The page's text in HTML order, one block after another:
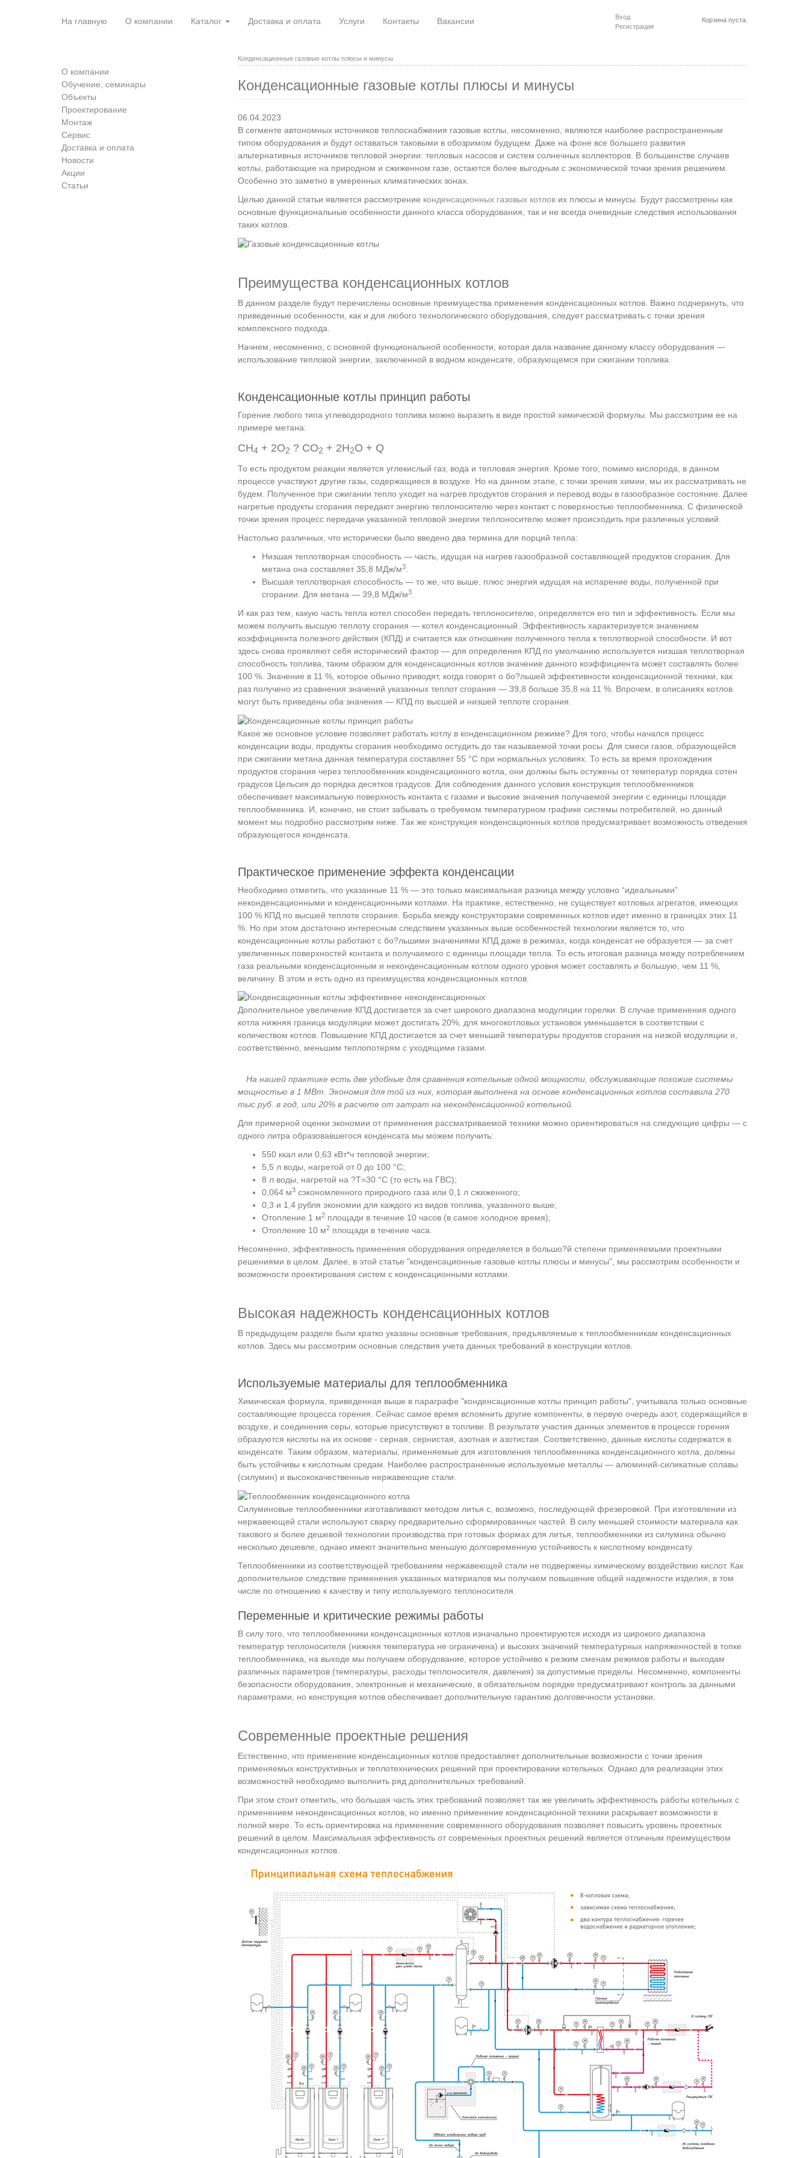
Вход
Регистрация
Корзина пуста.
На главную О компании Каталог Доставка и оплата Услуги Контакты Вакансии
О компании
Обучение, семинары
Объекты
Проектирование
Монтаж
Сервис
Доставка и оплата
Новости
Акции
Статьи
Конденсационные газовые котлы плюсы и минусы
Конденсационные газовые котлы плюсы и минусы
06.04.2023
В сегменте автономных источников теплоснабжения газовые котлы, несомненно, являются наиболее распространенным
типом оборудования и будут оставаться таковыми в обозримом будущем. Даже на фоне все большего развития
альтернативных источников тепловой энергии: тепловых насосов и систем солнечных коллекторов. В большинстве случаев
котлы, работающие на природном и сжиженном газе, остаются более выгодным с экономической точки зрения решением.
Особенно это заметно в умеренных климатических зонах.
Целью данной статьи является рассмотрение конденсационных газовых котлових плюсы и минусы. Будут рассмотрены как
основные функциональные особенности данного класса оборудования, так и не всегда очевидные следствия использования
таких котлов.
Преимущества конденсационных котлов
В данном разделе будут перечислены основные преимущества применения конденсационных котлов. Важно подчеркнуть, что
приведенные особенности, как и для любого технологического оборудования, следует рассматривать с точки зрения
комплексного подхода.
Начнем, несомненно, с основной функциональной особенности, которая дала название данному классу оборудования —
использование тепловой энергии, заключенной в водном конденсате, образующемся при сжигании топлива.
Конденсационные котлы принцип работы
Горение любого типа углеводородного топлива можно выразить в виде простой химической формулы. Мы рассмотрим ее на
примере метана:
CH4 + 2O2 ? CO2 + 2H2O + Q
То есть продуктом реакции является углекислый газ, вода и тепловая энергия. Кроме того, помимо кислорода, в данном
процессе участвуют другие газы, содержащиеся в воздухе. Но на данном этапе, с точки зрения химии, мы их рассматривать не
будем. Полученное при сжигании тепло уходит на нагрев продуктов сгорания и перевод воды в газообразное состояние. Далее
нагретые продукты сгорания передают энергию теплоносителю через контакт с поверхностью теплообменника. С физической
точки зрения процесс передачи указанной тепловой энергии теплоносителю может происходить при различных условий.
Настолько различных, что исторически было введено два термина для порций тепла:
Низшая теплотворная способность — часть, идущая на нагрев газообразной составляющей продуктов сгорания. Для
метана она составляет 35,8 МДж/м3.
Высшая теплотворная способность — то же, что выше, плюс энергия идущая на испарение воды, полученной при
сгорании. Для метана — 39,8 МДж/м3.
И как раз тем, какую часть тепла котел способен передать теплоносителю, определяется его тип и эффективность. Если мы
можем получить высшую теплоту сгорания — котел конденсационный. Эффективность характеризуется значением
коэффициента полезного действия (КПД) и считается как отношение полученного тепла к теплотворной способности. И вот
здесь снова проявляют себя исторический фактор — для определения КПД по умолчанию используется низшая теплотворная
способность топлива, таким образом для конденсационных котлов значение данного коэффициента может составлять более
100 %. Значение в 11 %, которое обычно приводят, когда говорят о бо?льшей эффективности конденсационной техники, как
раз получено из сравнения значений указанных теплот сгорания — 39,8 больше 35,8 на 11 %. Впрочем, в описаниях котлов
могут быть приведены оба значения — КПД по высшей и низшей теплоте сгорания.
Какое же основное условие позволяет работать котлу в конденсационном режиме? Для того, чтобы начался процесс
конденсации воды, продукты сгорания необходимо остудить до так называемой точки росы. Для смеси газов, образующейся
при сжигании метана данная температура составляет 55 °C при нормальных условиях. То есть за время прохождения
продуктов сгорания через теплообменник конденсационного котла, они должны быть остужены от температур порядка сотен
градусов Цельсия до порядка десятков градусов. Для соблюдения данного условия конструкция теплообменников
обеспечивает максимальную поверхность контакта с газами и высокие значения получаемой энергии с единицы площади
теплообменника. И, конечно, не стоит забывать о требуемом температурном графике системы потребителей, но данный
момент мы подробно рассмотрим ниже. Так же конструкция конденсационных котлов предусматривает возможность отведения
образующегося конденсата.
Практическое применение эффекта конденсации
Необходимо отметить, что указанные 11 % — это только максимальная разница между условно “идеальными”
неконденсационными и конденсационными котлами. На практике, естественно, не существует котловых агрегатов, имеющих
100 % КПД по высшей теплоте сгорания. Борьба между конструкторами современных котлов идет именно в границах этих 11
%. Но при этом достаточно интересным следствием указанных выше особенностей технологии является то, что
конденсационные котлы работают с бо?льшими значениями КПД даже в режимах, когда конденсат не образуется — за счет
увеличенных поверхностей контакта и получаемого с единицы площади тепла. То есть итоговая разница между потреблением
газа реальными конденсационным и неконденсационным котлом одного уровня может составлять и большую, чем 11 %,
величину. В этом и есть одно из преимущества конденсационных котлов.
Дополнительное увеличение КПД достигается за счет широкого диапазона модуляции горелки. В случае применения одного
котла нижняя граница модуляции может достигать 20%, для многокотловых установок уменьшается в соответствии с
количеством котлов. Повышение КПД достигается за счет меньшей температуры продуктов сгорания на низкой модуляции и,
соответственно, меньшим теплопотерям с уходящими газами.
На нашей практике есть две удобные для сравнения котельные одной мощности, обслуживающие похожие системы
мощностью в 1 МВт. Экономия для той из них, которая выполнена на основе конденсационных котлов составила 270
тыс.руб. в год, или 20% в расчете от затрат на неконденсационной котельной.
Для примерной оценки экономии от применения рассматриваемой техники можно ориентироваться на следующие цифры — с
одного литра образовавшегося конденсата мы можем получить:
550 ккал или 0,63 кВт*ч тепловой энергии;
5,5 л воды, нагретой от 0 до 100 °С;
8 л воды, нагретой на ?T=30 °C (то есть на ГВС);
0,064 м3сэкономленного природного газа или 0,1 л сжиженного;
0,3 и 1,4 рубля экономии для каждого из видов топлива, указанного выше;
Отопление 1 м2площади в течение 10 часов (в самое холодное время);
Отопление 10 м2площади в течение часа.
Несомненно, эффективность применения оборудования определяется в большо?й степени применяемыми проектными
решениями в целом. Далее, в этой статье "конденсационные газовые котлы плюсы и минусы", мы рассмотрим особенности и
возможности проектирования систем с конденсационными котлами.
Высокая надежность конденсационных котлов
В предыдущем разделе были кратко указаны основные требования, предъявляемые к теплообменникам конденсационных
котлов. Здесь мы рассмотрим основные следствия учета данных требований в конструкции котлов.
Используемые материалы для теплообменника
Химическая формула, приведенная выше в параграфе "конденсационные котлы принцип работы", учитывала только основные
составляющие процесса горения. Сейчас самое время вспомнить другие компоненты, в первую очередь азот, содержащийся в
воздухе, и соединения серы, которые присутствуют в топливе. В результате участия данных элементов в процессе горения
образуются кислоты на их основе - серная, сернистая, азотная и азотистая. Соответственно, данные кислоты содержатся в
конденсате. Таким образом, материалы, применяемые для изготовления теплообменника конденсационного котла, должны
быть устойчивы к кислотным средам. Наиболее распространенные используемые металлы — алюминий-силикатные сплавы
(силумин) и высококачественные нержавеющие стали.
Силуминовые теплообменники изготавливают методом литья с, возможно, последующей фрезеровкой. При изготовлении из
нержавеющей стали используют сварку предварительно сформированных частей. В силу меньшей стоимости материала как
такового и более дешевой технологии производства при готовых формах для литья, теплообменники из силумина обычно
несколько дешевле, однако имеют значительно меньшую долговременную устойчивость к кислотному конденсату.
Теплообменники из соответствующей требованиям нержавеющей стали не подвержены химическому воздействию кислот. Как
дополнительное следствие применения указанных материалов мы получаем повышение общей надежности изделия, в том
числе по отношению к качеству и типу используемого теплоносителя.
Переменные и критические режимы работы
В силу того, что теплообменники конденсационных котлов изначально проектируются исходя из широкого диапазона
температур теплоносителя (нижняя температура не ограничена) и высоких значений температурных напряженностей в топке
теплообменника, на выходе мы получаем оборудование, которое устойчиво к резким сменам режимов работы и выходам
различных параметров (температуры, расходы теплоносителя, давления) за допустимые пределы. Несомненно, компоненты
безопасности оборудования, электронные и механические, в обязательном порядке предусматривают контроль за данными
параметрами, но конструкция котлов обеспечивает дополнительную гарантию долговечности установки.
Современные проектные решения
Естественно, что применение конденсационных котлов предоставляет дополнительные возможности с точки зрения
применяемых конструктивных и теплотехнических решений при проектировании котельных. Однако для реализации этих
возможностей необходимо выполнить ряд дополнительных требований.
При этом стоит отметить, что большая часть этих требований позволяет так же увеличить эффективность работы котельных с
применением неконденсационных котлов, но именно применение конденсационной техники раскрывает возможности в
полной мере. То есть ориентировка на применение современного оборудования позволяет повысить уровень проектных
решений в целом. Максимальная эффективность от современных проектных решений является отличным преимуществом
конденсационных котлов.